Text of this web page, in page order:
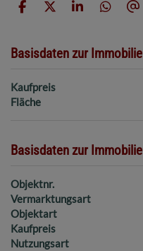
Basisdaten zur Immobilie
Kaufpreis
Fläche
Basisdaten zur Immobilie
Objektnr.
Vermarktungsart
Objektart
Kaufpreis
Nutzungsart